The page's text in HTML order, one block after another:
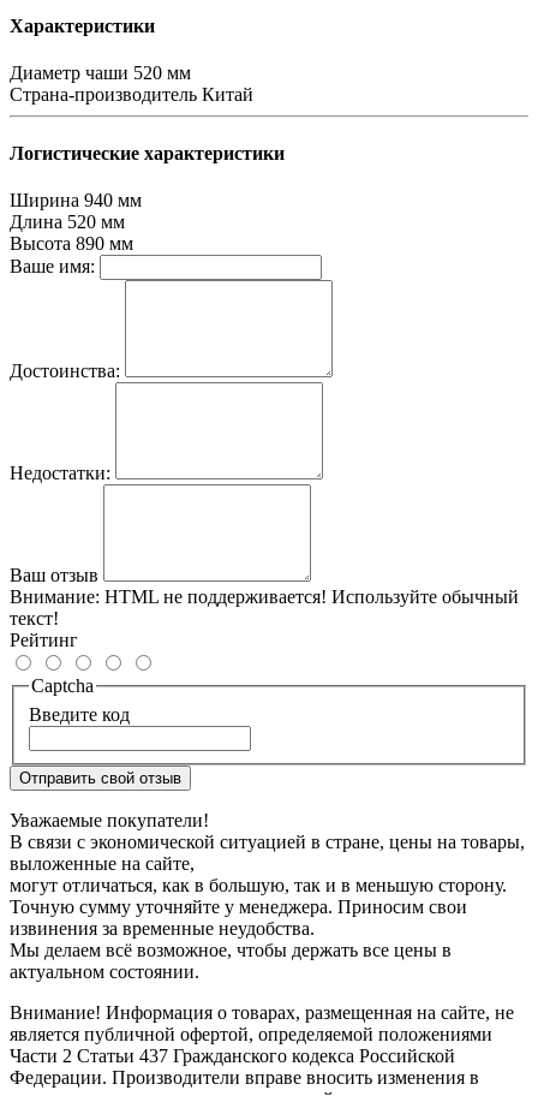
Характеристики
Диаметр чаши 520 мм
Страна-производитель Китай
Логистические характеристики
Ширина 940 мм
Длина 520 мм
Высота 890 мм
Ваше имя:
Достоинства:
Недостатки:
Ваш отзыв
Внимание: HTML не поддерживается! Используйте обычный
текст!
Рейтинг
Captcha
Введите код
Отправить свой отзыв
Уважаемые покупатели!
В связи с экономической ситуацией в стране, цены на товары,
выложенные на сайте,
могут отличаться, как в большую, так и в меньшую сторону.
Точную сумму уточняйте у менеджера. Приносим свои
извинения за временные неудобства.
Мы делаем всё возможное, чтобы держать все цены в
актуальном состоянии.
Внимание! Информация о товарах, размещенная на сайте, не
является публичной офертой, определяемой положениями
Части 2 Статьи 437 Гражданского кодекса Российской
Федерации. Производители вправе вносить изменения в